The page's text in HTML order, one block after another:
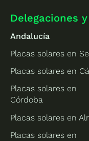
Delegaciones
Andalucía
Placas solares en
Placas solares en
Placas solares en
Córdoba
Placas solares en
Placas solares en